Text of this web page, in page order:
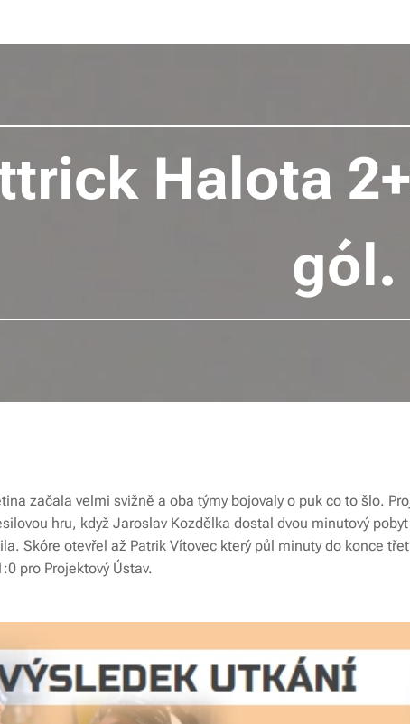
Halota
gól.
začala velmi svižně a oba týmy bojovaly o puk co to šlo.
hru, když Jaroslav Kozdělka dostal dvou minutový
Skóre otevřel až Patrik Vítovec který půl minuty do konce
pro Projektový Ústav.